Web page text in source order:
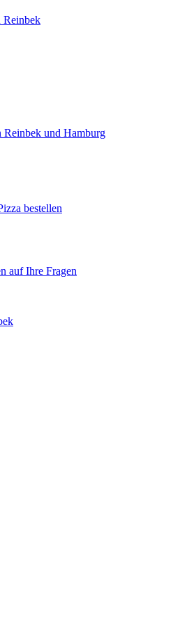
Reinbek
und Hamburg
bestellen
auf Ihre Fragen